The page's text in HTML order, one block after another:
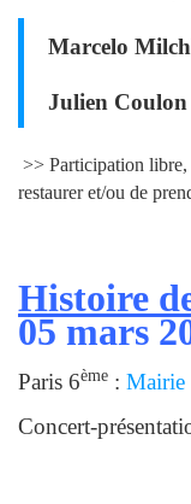
Marcelo
Julien Coulon
>> Participation
restaurer et/ou de
Histoire
05 mars
Paris 6ème : Mairie
Concert-